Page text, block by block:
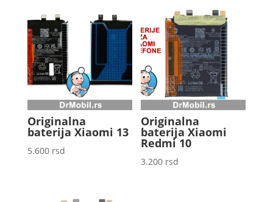
Originalna
baterija Xiaomi 13
5.600 rsd
Originalna
baterija Xiaomi
Redmi 10
3.200 rsd